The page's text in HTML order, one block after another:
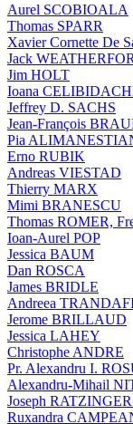
Aurel SCOBIOALA
Thomas SPARR
Xavier Cornette De
Jack
Jim HOLT
Ioana
Jeffrey D. SACHS
Jean-François
Pia
Erno RUBIK
Andreas VIESTAD
Thierry MARX
Mimi BRANESCU
Thomas ROMER,
Ioan-Aurel POP
Jessica BAUM
Dan ROSCA
James BRIDLE
Andreea
Jerome BRILLAUD
Jessica LAHEY
Christophe ANDRE
Pr. Alexandru I.
Alexandru-Mihail
Joseph
Ruxandra